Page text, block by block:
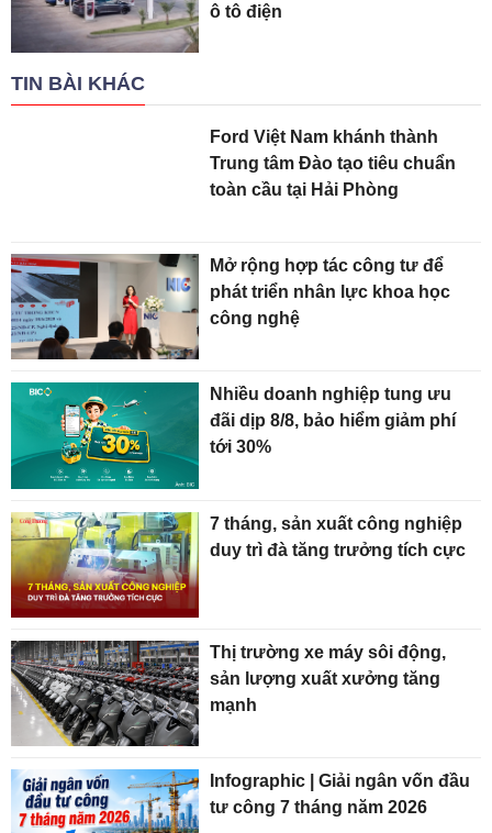
ô tô điện
TIN BÀI KHÁC
Ford Việt Nam khánh thành
Trung tâm Đào tạo tiêu chuẩn
toàn cầu tại Hải Phòng
Mở rộng hợp tác công tư để
phát triển nhân lực khoa học
công nghệ
Nhiều doanh nghiệp tung ưu
đãi dịp 8/8, bảo hiểm giảm phí
tới 30%
7 tháng, sản xuất công nghiệp
duy trì đà tăng trưởng tích cực
Thị trường xe máy sôi động,
sản lượng xuất xưởng tăng
mạnh
Infographic | Giải ngân vốn đầu
tư công 7 tháng năm 2026